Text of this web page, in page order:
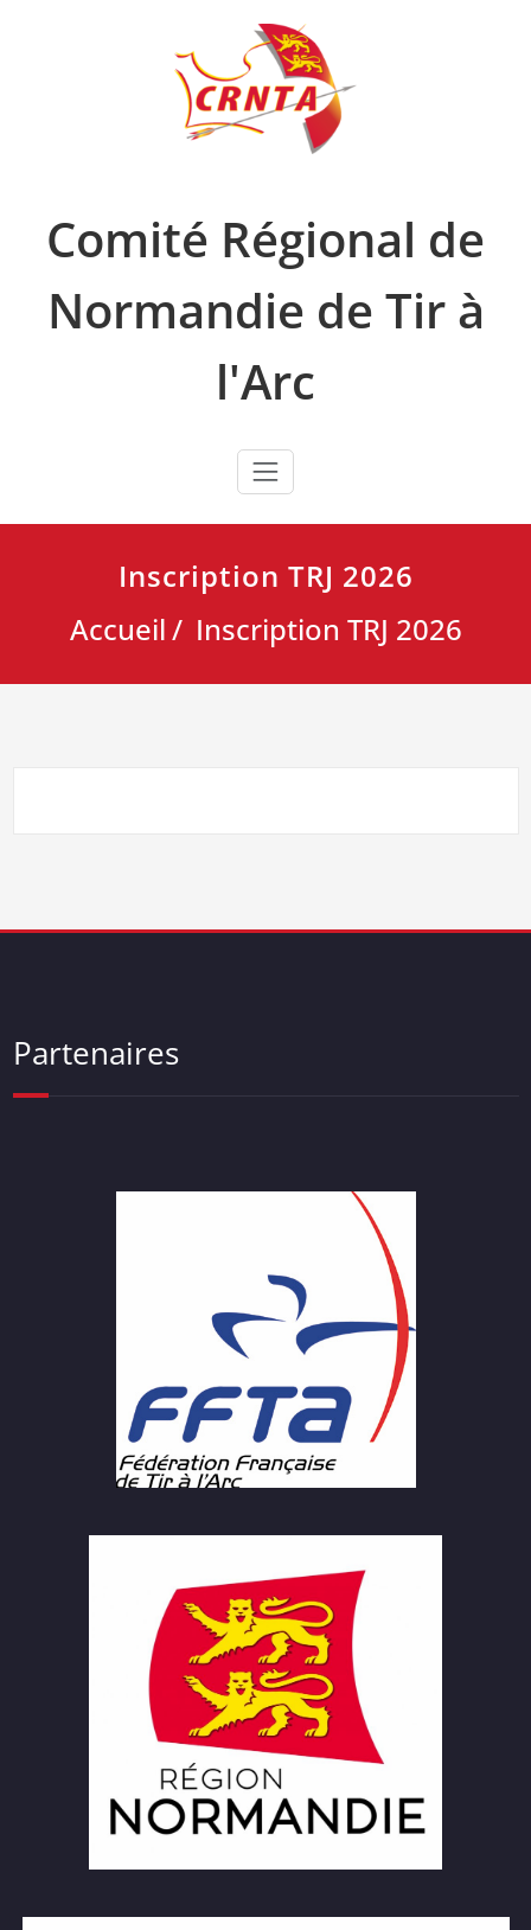
Comité Régional de
Normandie de Tir à
l'Arc
Inscription TRJ 2026
Accueil
Inscription TRJ 2026
Partenaires